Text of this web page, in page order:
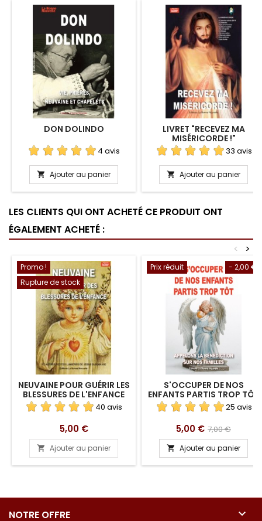
DON DOLINDO
4 avis
 Ajouter au panier
LIVRET "RECEVEZ MA
MISÉRICORDE !"
33 avis
 Ajouter au panier
LES CLIENTS QUI ONT ACHETÉ CE PRODUIT ONT
ÉGALEMENT ACHETÉ :
>
<
Promo !
Rupture de stock
NEUVAINE POUR GUÉRIR LES
BLESSURES DE L'ENFANCE
40 avis
Prix
5,00 €
 Ajouter au panier
- 2,00 €
Prix réduit
S'OCCUPER DE NOS
ENFANTS PARTIS TROP TÔT
25 avis
Prix
5,00 € Prix
de
base
7,00 €
 Ajouter au panier
NOTRE OFFRE 